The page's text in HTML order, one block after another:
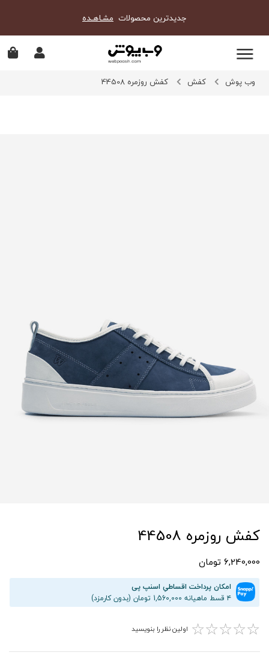
جدیدترین محصولات مشـاهـده
وب پوش کفش کفش روزمره 44508
کفش روزمره 44508
6,240,000 تومان
امکان پرداخت اقساطیِ اسنپ پی
۴ قسط ماهیانه 1,560,000 تومان (بدون کارمزد)
☆
☆
☆
☆
☆ اولین نظر را بنویسید